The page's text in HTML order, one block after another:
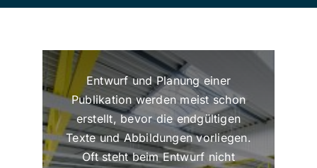
Entwurf und Planung einer
Publikation werden meist schon
erstellt, bevor die endgültigen
Texte und Abbildungen vorliegen.
Oft steht beim Entwurf nicht